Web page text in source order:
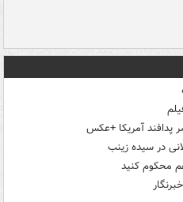
در سیده زینب
محکوم کنید